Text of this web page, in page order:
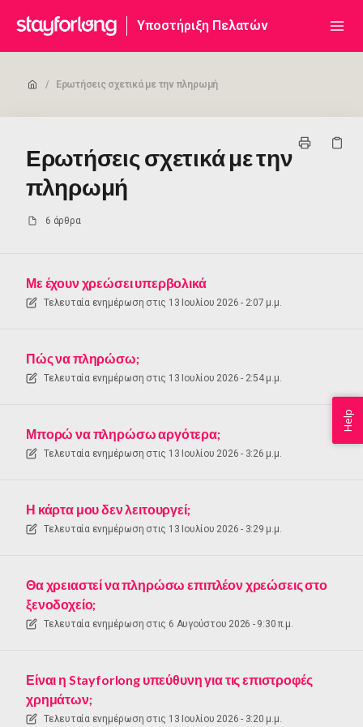
Υποστήριξη Πελατών
/ Ερωτήσεις σχετικά με την πληρωμή
Ερωτήσεις σχετικά με την
πληρωμή
6 άρθρα
Με έχουν χρεώσει υπερβολικά
Τελευταία ενημέρωση στις 13 Ιουλίου 2026 - 2:07 μ.μ.
Πώς να πληρώσω;
Τελευταία ενημέρωση στις 13 Ιουλίου 2026 - 2:54 μ.μ.
Μπορώ να πληρώσω αργότερα;
Τελευταία ενημέρωση στις 13 Ιουλίου 2026 - 3:26 μ.μ.
Η κάρτα μου δεν λειτουργεί;
Τελευταία ενημέρωση στις 13 Ιουλίου 2026 - 3:29 μ.μ.
Θα χρειαστεί να πληρώσω επιπλέον χρεώσεις στο
ξενοδοχείο;
Τελευταία ενημέρωση στις 6 Αυγούστου 2026 - 9:30 π.μ.
Είναι η Stayforlong υπεύθυνη για τις επιστροφές
χρημάτων;
Τελευταία ενημέρωση στις 13 Ιουλίου 2026 - 3:20 μ.μ.
Help